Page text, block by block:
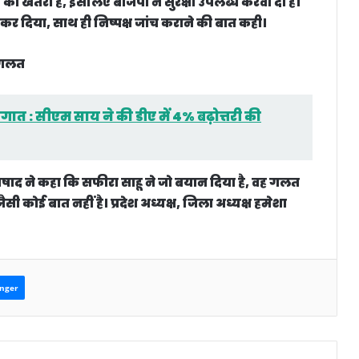
दिया, साथ ही निष्पक्ष जांच कराने की बात कही।
: सीएम साय ने की डीए में 4% बढ़ोत्तरी की
ने कहा कि सफीरा साहू ने जो बयान दिया है, वह गलत
कोई बात नहीं है। प्रदेश अध्यक्ष, जिला अध्यक्ष हमेशा